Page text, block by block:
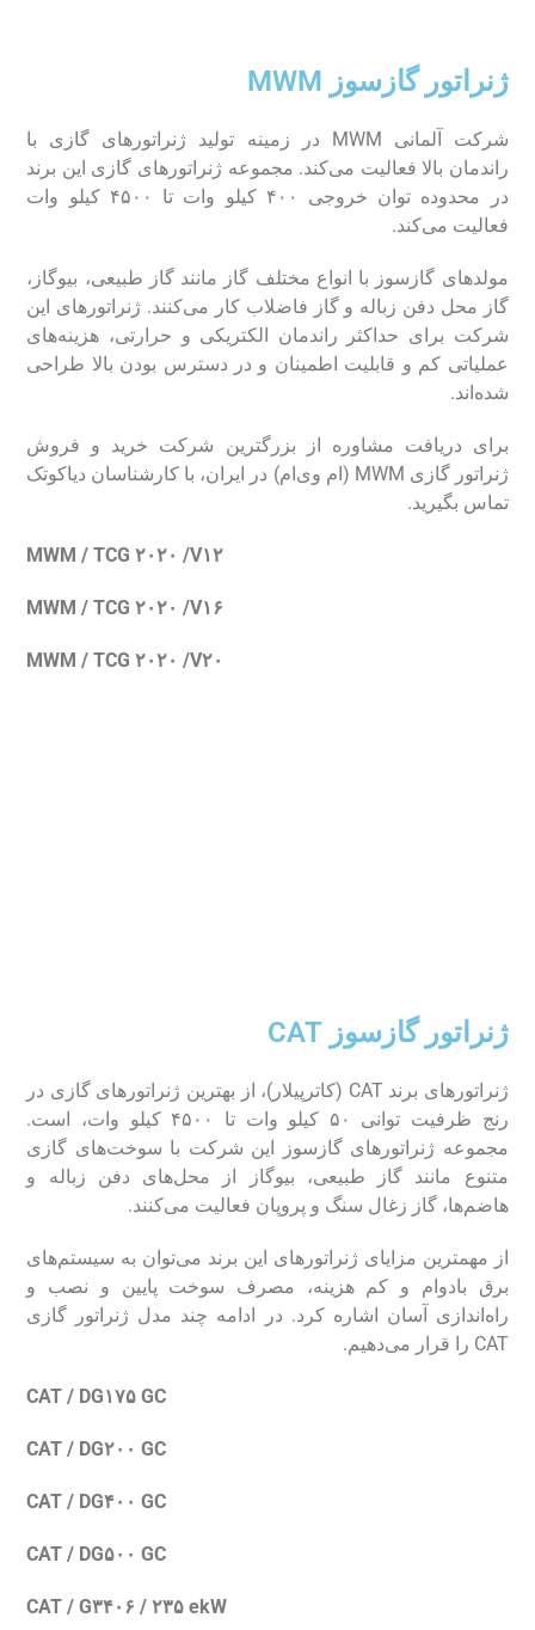
ژنراتور گازسوز MWM
شرکت آلمانی MWM در زمینه تولید ژنراتور‌های گازی با
راندمان بالا فعالیت می‌کند. مجموعه ژنراتور‌های گازی این برند
در محدوده توان خروجی ۴۰۰ کیلو وات تا ۴۵۰۰ کیلو وات
فعالیت می‌کند.
مولد‌های گازسوز با انواع مختلف گاز مانند گاز طبیعی، بیوگاز،
گاز محل دفن زباله و گاز فاضلاب کار می‌کنند. ژنراتور‌های این
شرکت برای حداکثر راندمان الکتریکی و حرارتی، هزینه‌های
عملیاتی کم و قابلیت اطمینان و در دسترس بودن بالا طراحی
شده‌اند.
برای دریافت مشاوره از بزرگترین شرکت خرید و فروش
ژنراتور گازی MWM (ام وی‌ام) در ایران، با کارشناسان دیاکوتک
تماس بگیرید.
MWM / TCG ۲۰۲۰ /V۱۲
MWM / TCG ۲۰۲۰ /V۱۶
MWM / TCG ۲۰۲۰ /V۲۰
ژنراتور گازسوز CAT
ژنراتور‌های برند CAT (کاترپیلار)، از بهترین ژنراتور‌های گازی در
رنج ظرفیت توانی ۵۰ کیلو وات تا ۴۵۰۰ کیلو وات، است.
مجموعه ژنراتور‌های گازسوز این شرکت با سوخت‌های گازی
متنوع مانند گاز طبیعی، بیوگاز از محل‌های دفن زباله و
هاضم‌ها، گاز زغال سنگ و پروپان فعالیت می‌کنند.
از مهمترین مزایای ژنراتور‌های این برند می‌توان به سیستم‌های
برق بادوام و کم هزینه، مصرف سوخت پایین و نصب و
راه‌اندازی آسان اشاره کرد. در ادامه چند مدل ژنراتور گازی
CAT را قرار می‌دهیم.
CAT / DG۱۷۵ GC
CAT / DG۲۰۰ GC
CAT / DG۴۰۰ GC
CAT / DG۵۰۰ GC
CAT / G۳۴۰۶ / ۲۳۵ ekW